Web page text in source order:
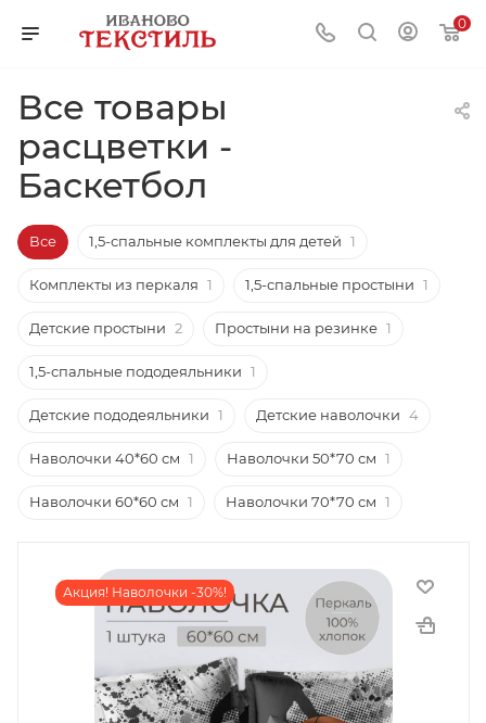
0
Все товары
расцветки -
Баскетбол
Все 1,5-спальные комплекты для детей 1
Комплекты из перкаля 1 1,5-спальные простыни 1
Детские простыни 2 Простыни на резинке 1
1,5-спальные пододеяльники 1
Детские пододеяльники 1 Детские наволочки 4
Наволочки 40*60 см 1 Наволочки 50*70 см 1
Наволочки 60*60 см 1 Наволочки 70*70 см 1
Акция! Наволочки -30%!